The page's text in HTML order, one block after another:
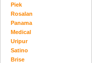
Piek
Rosalan
Panama
Medical
Uripur
Satino
Brise